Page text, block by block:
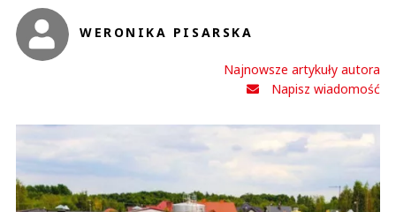
WERONIKA PISARSKA
Najnowsze artykuły autora
Napisz wiadomość